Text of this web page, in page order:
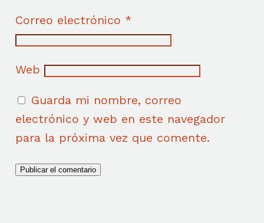
Correo electrónico *
Web
Guarda mi nombre, correo
electrónico y web en este navegador
para la próxima vez que comente.